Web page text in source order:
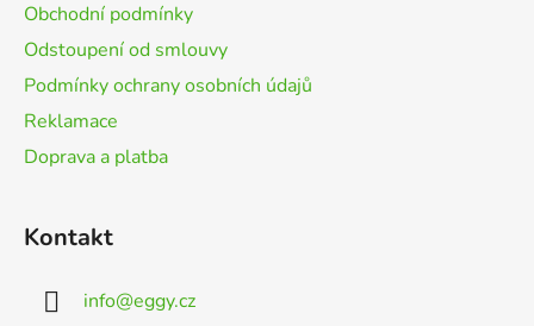
Obchodní podmínky
Odstoupení od smlouvy
Podmínky ochrany osobních údajů
Reklamace
Doprava a platba
Kontakt
info@eggy.cz